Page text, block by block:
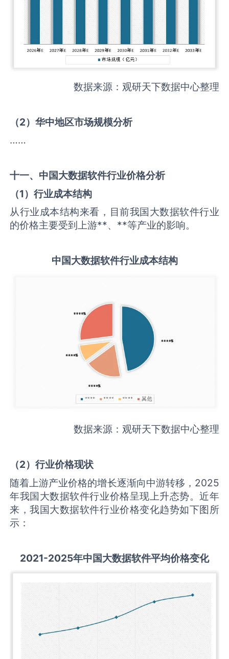
数据来源：观研天下数据中心整理
（2）华中地区市场规模分析
……
十一、中国大数据软件行业价格分析
（1）行业成本结构
从行业成本结构来看，目前我国大数据软件行业
的价格主要受到上游**、**等产业的影响。
中国大数据软件行业成本结构
数据来源：观研天下数据中心整理
（2）行业价格现状
随着上游产业价格的增长逐渐向中游转移，2025
年我国大数据软件行业价格呈现上升态势。近年
来，我国大数据软件行业价格变化趋势如下图所
示：
2021-2025年中国大数据软件平均价格变化